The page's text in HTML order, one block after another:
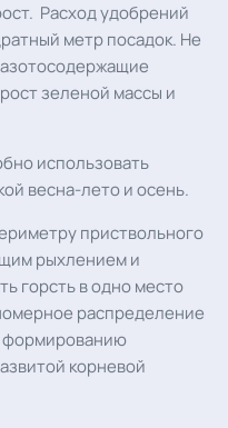
Расход удобрений
метр посадок. Не
зеленой массы и
использовать
весна-лето и осень.
приствольного
рыхлением и
горсть в одно место
распределение
формированию
корневой